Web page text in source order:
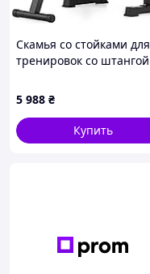
Скамья со стойками для
тренировок со штангой
5 988 ₴
Купить